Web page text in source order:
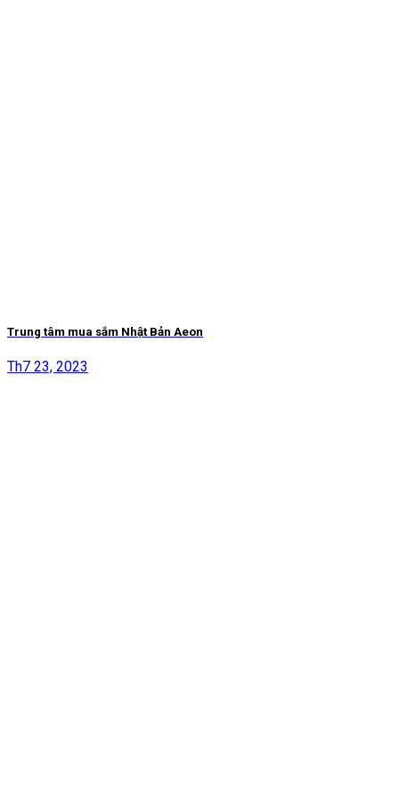
Trung tâm mua sắm Nhật Bản Aeon
Th7 23, 2023